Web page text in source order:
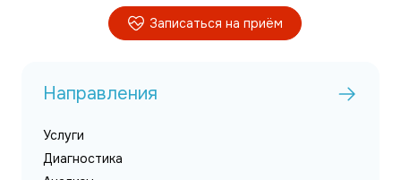
Записаться на приём
Направления
Услуги
Диагностика